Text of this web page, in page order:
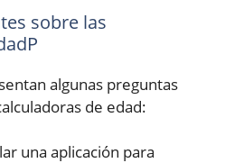
sobre las
algunas preguntas
de edad:
una aplicación para